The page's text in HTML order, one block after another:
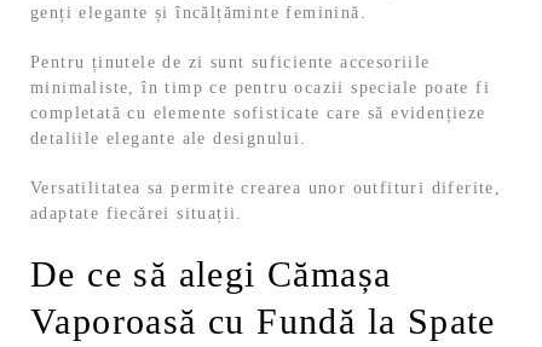
genți elegante și încălțăminte feminină.
Pentru ținutele de zi sunt suficiente accesoriile
minimaliste, în timp ce pentru ocazii speciale poate fi
completată cu elemente sofisticate care să evidențieze
detaliile elegante ale designului.
Versatilitatea sa permite crearea unor outfituri diferite,
adaptate fiecărei situații.
De ce să alegi Cămașa
Vaporoasă cu Fundă la Spate